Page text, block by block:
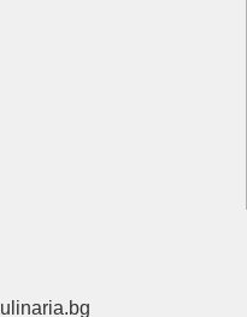
Kulinaria.bg